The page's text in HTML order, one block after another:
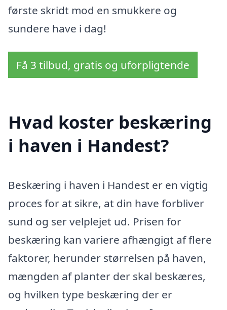
første skridt mod en smukkere og
sundere have i dag!
Få 3 tilbud, gratis og uforpligtende
Hvad koster beskæring
i haven i Handest?
Beskæring i haven i Handest er en vigtig
proces for at sikre, at din have forbliver
sund og ser velplejet ud. Prisen for
beskæring kan variere afhængigt af flere
faktorer, herunder størrelsen på haven,
mængden af planter der skal beskæres,
og hvilken type beskæring der er